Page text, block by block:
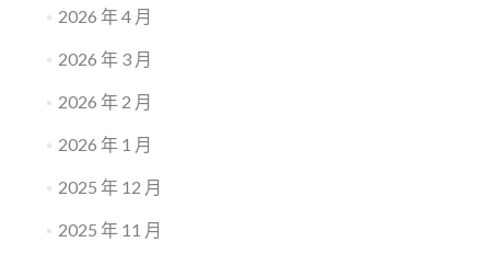
2026 年 4 月
2026 年 3 月
2026 年 2 月
2026 年 1 月
2025 年 12 月
2025 年 11 月